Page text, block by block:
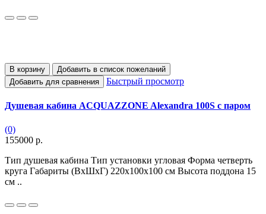
В корзину
Добавить в список пожеланий
Добавить для сравнения
Быстрый просмотр
Душевая кабина ACQUAZZONE Alexandra 100S с паром
(0)
155000 р.
Тип душевая кабина Тип установки угловая Форма четверть
круга Габариты (ВхШхГ) 220х100х100 см Высота поддона 15
см ..